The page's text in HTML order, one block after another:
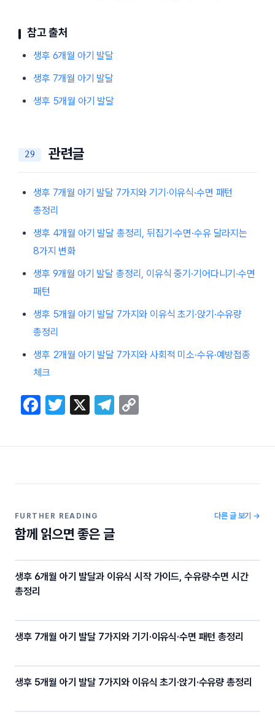
참고 출처
생후 6개월 아기 발달
생후 7개월 아기 발달
생후 5개월 아기 발달
관련글
생후 7개월 아기 발달 7가지와 기기·이유식·수면 패턴
총정리
생후 4개월 아기 발달 총정리, 뒤집기·수면·수유 달라지는
8가지 변화
생후 9개월 아기 발달 총정리, 이유식 중기·기어다니기·수면
패턴
생후 5개월 아기 발달 7가지와 이유식 초기·앉기·수유량
총정리
생후 2개월 아기 발달 7가지와 사회적 미소·수유·예방접종
체크
F
c
b
o
k
T
itt
X
T
e
a
p
Li
FURTHER READING
함께 읽으면 좋은 글
다른 글 보기 →
생후 6개월 아기 발달과 이유식 시작 가이드, 수유량·수면 시간
총정리
생후 7개월 아기 발달 7가지와 기기·이유식·수면 패턴 총정리
생후 5개월 아기 발달 7가지와 이유식 초기·앉기·수유량 총정리